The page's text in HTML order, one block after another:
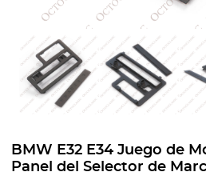
BMW E32 E34 Juego de
Panel del Selector de